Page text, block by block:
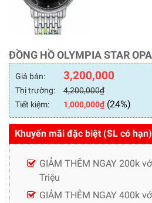
ĐỒNG HỒ OLYMPIA STAR
Giá bán: 3,200,000
Thị trường: 4,200,000₫
Tiết kiệm:
1,000,000₫(24%)
Khuyến mãi đặc biệt (SL có hạn)
GIẢM THÊM NGAY 200k
Triệu
GIẢM THÊM NGAY 400k